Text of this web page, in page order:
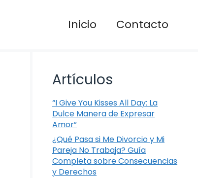
Inicio Contacto
Artículos
“I Give You Kisses All Day: La
Dulce Manera de Expresar
Amor”
¿Qué Pasa si Me Divorcio y Mi
Pareja No Trabaja? Guía
Completa sobre Consecuencias
y Derechos